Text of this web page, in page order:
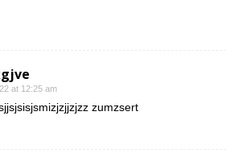
at 12:25 am
zumzsert